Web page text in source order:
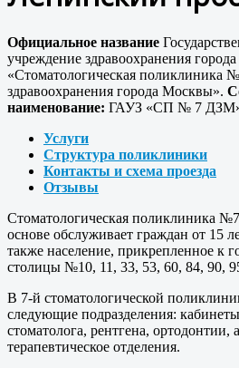
Официальное название
учреждение здравоохранения
«Стоматологическая поликлиника
здравоохранения города Москвы».
наименование: ГАУЗ «СП № 7
Услуги
Структура поликлиники
Контакты и схема проезда
Отзывы
Стоматологическая поликлиника
основе обслуживает граждан от 15
также население, прикрепленное
столицы №10, 11, 33, 53, 60, 84, 90,
В 7-й стоматологической
следующие подразделения:
стоматолога, рентгена, ортодонтии,
терапевтическое отделения.